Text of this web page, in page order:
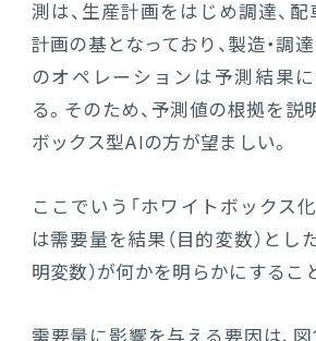
測は、生産計画をはじめ調達、配
計画の基となっており、製造・調
のオペレーションは予測結果
る。そのため、予測値の根拠を説
ボックス型AIの方が望ましい。
ここでいう「ホワイトボックス化
は需要量を結果（目的変数）とし
明変数）が何かを明らかにするこ
需要量に影響を与える要因は、